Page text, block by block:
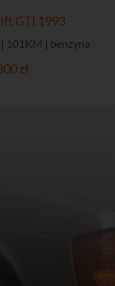
GTI 1993
101KM | benzyna
zł